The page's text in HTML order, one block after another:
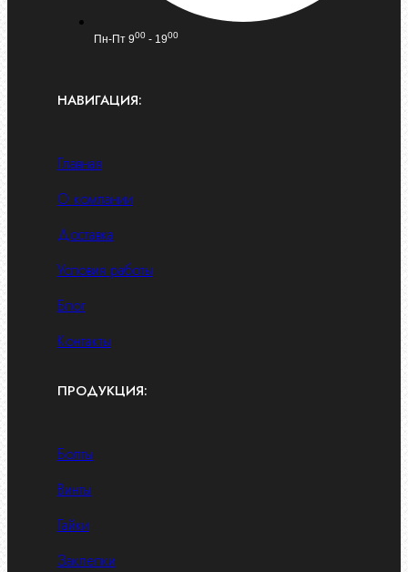
Пн-Пт 900 - 1900
НАВИГАЦИЯ:
Главная
О компании
Доставка
Условия работы
Блог
Контакты
ПРОДУКЦИЯ:
Болты
Винты
Гайки
Заклепки